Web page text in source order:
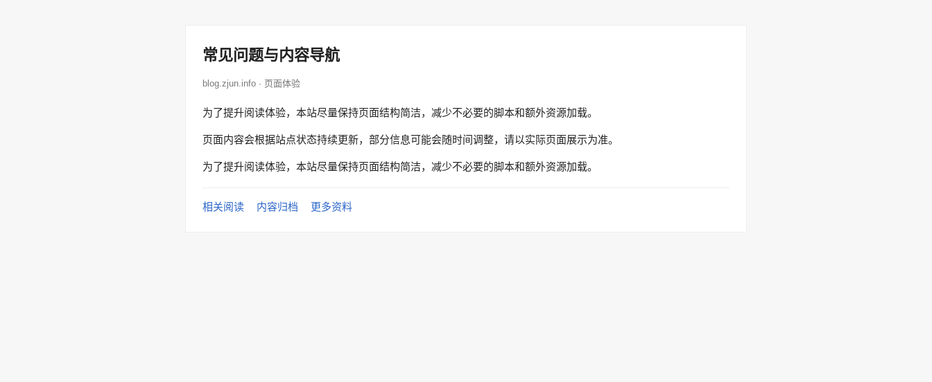
常见问题与内容导航
blog.zjun.info · 页面体验
为了提升阅读体验，本站尽量保持页面结构简洁，减少不必要的脚本和额外资源加载。
页面内容会根据站点状态持续更新，部分信息可能会随时间调整，请以实际页面展示为准。
为了提升阅读体验，本站尽量保持页面结构简洁，减少不必要的脚本和额外资源加载。
相关阅读 内容归档 更多资料